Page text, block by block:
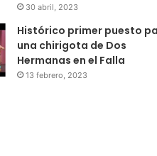
30 abril, 2023
Histórico primer puesto
una chirigota de Dos
Hermanas en el Falla
13 febrero, 2023